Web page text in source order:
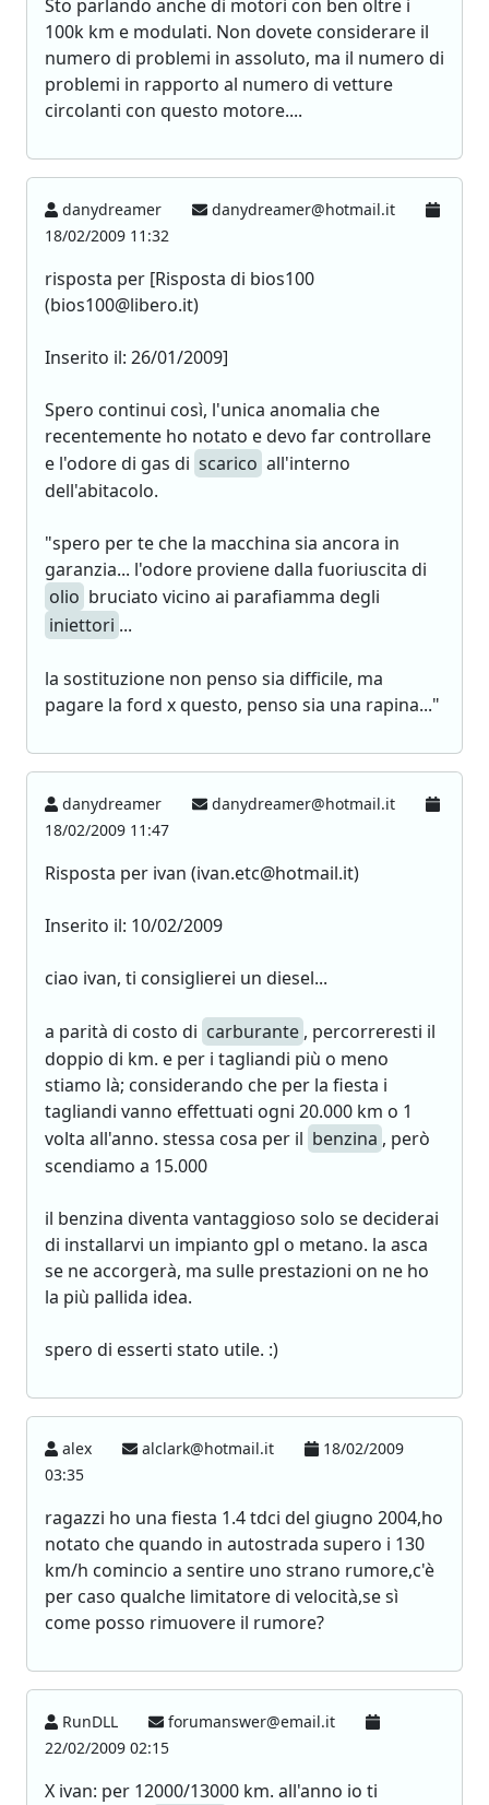
Sto parlando anche di motori con ben oltre i
100k km e modulati. Non dovete considerare il
numero di problemi in assoluto, ma il numero di
problemi in rapporto al numero di vetture
circolanti con questo motore....
danydreamer
danydreamer@hotmail.it
18/02/2009 11:32
risposta per [Risposta di bios100
(bios100@libero.it)
Inserito il: 26/01/2009]
Spero continui così, l'unica anomalia che
recentemente ho notato e devo far controllare
e l'odore di gas di scarico all'interno
dell'abitacolo.
"spero per te che la macchina sia ancora in
garanzia... l'odore proviene dalla fuoriuscita di
olio bruciato vicino ai parafiamma degli
iniettori ...
la sostituzione non penso sia difficile, ma
pagare la ford x questo, penso sia una rapina..."
danydreamer
danydreamer@hotmail.it
18/02/2009 11:47
Risposta per ivan (ivan.etc@hotmail.it)
Inserito il: 10/02/2009
ciao ivan, ti consiglierei un diesel...
a parità di costo di carburante , percorreresti il
doppio di km. e per i tagliandi più o meno
stiamo là; considerando che per la fiesta i
tagliandi vanno effettuati ogni 20.000 km o 1
volta all'anno. stessa cosa per il benzina , però
scendiamo a 15.000
il benzina diventa vantaggioso solo se deciderai
di installarvi un impianto gpl o metano. la asca
se ne accorgerà, ma sulle prestazioni on ne ho
la più pallida idea.
spero di esserti stato utile. :)
alex alclark@hotmail.it
18/02/2009
03:35
ragazzi ho una fiesta 1.4 tdci del giugno 2004,ho
notato che quando in autostrada supero i 130
km/h comincio a sentire uno strano rumore,c'è
per caso qualche limitatore di velocità,se sì
come posso rimuovere il rumore?
RunDLL
forumanswer@email.it
22/02/2009 02:15
X ivan: per 12000/13000 km. all'anno io ti